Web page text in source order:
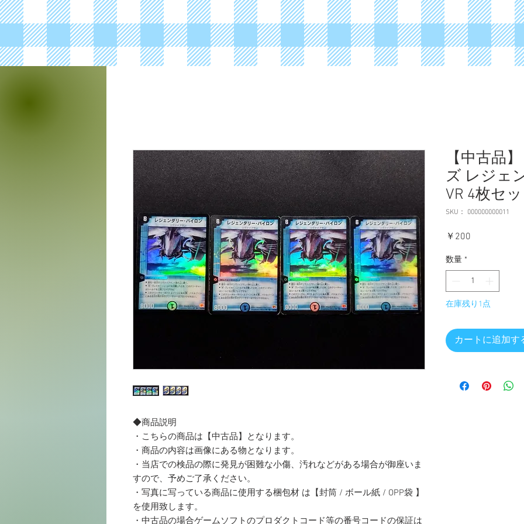
◆商品説明
・こちらの商品は【中古品】となります。
・商品の内容は画像にある物となります。
・当店での検品の際に発見が困難な小傷、汚れなどがある場合が御座いま
すので、予めご了承ください。
・写真に写っている商品に使用する梱包材 は【封筒 / ボール紙 / OPP袋 】
を使用致します。
・中古品の場合ゲームソフトのプロダクトコード等の番号コードの保証は
【中古品
ズ レジェ
VR 4枚セ
SKU： 000000000011
￥200
数量 *
在庫残り1点
カートに追加す